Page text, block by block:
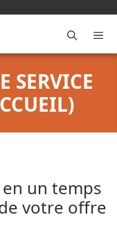
SERVICE
un temps
votre offre